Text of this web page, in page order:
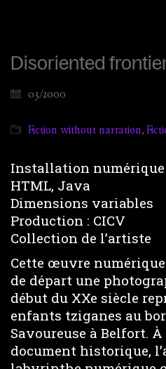
Disoriented
03/2000
Fiction without narration,
Installation numérique
HTML, Java
Dimensions variables
Production : CICV
Collection de l’artiste
Cette œuvre
de départ une
début du XXe siècle
enfants tziganes au
Savoureuse à Belfort.
document historique,